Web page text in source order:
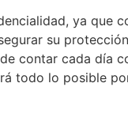
ya que
su
contar cada día
todo lo posible